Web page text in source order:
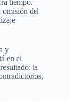
tiempo.
omisión del
y
en el
la